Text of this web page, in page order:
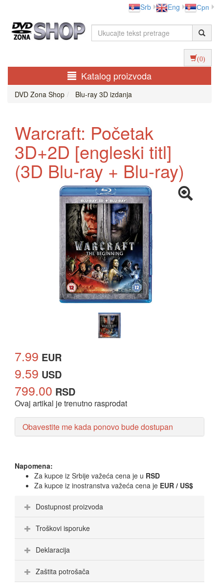
Srb Eng Срп
(0)
Katalog proizvoda
DVD Zona Shop Blu-ray 3D izdanja
Warcraft: Početak
3D+2D [engleski titl]
(3D Blu-ray + Blu-ray)
7.99 EUR
9.59 USD
799.00 RSD
Ovaj artikal je trenutno rasprodat
Obavestite me kada ponovo bude dostupan
Napomena:
Za kupce iz Srbije važeća cena je u RSD
Za kupce iz inostranstva važeća cena je EUR / US$
Dostupnost proizvoda
Troškovi isporuke
Deklaracija
Zaštita potrošača